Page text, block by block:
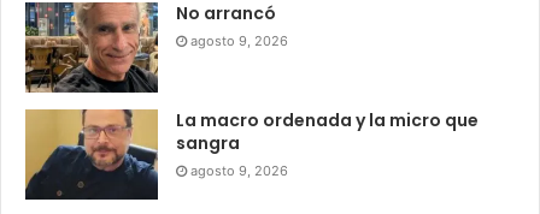
No arrancó
agosto 9, 2026
La macro ordenada y la micro que
sangra
agosto 9, 2026